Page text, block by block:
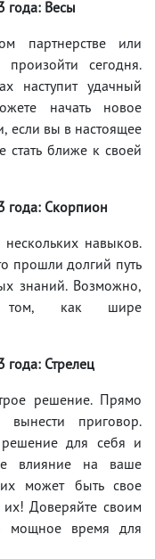
года: Весы
партнерстве или
сегодня.
наступит удачный
начать новое
если вы в настоящее
ближе к своей
года: Скорпион
навыков.
прошли долгий путь
знаний. Возможно,
том, как шире
года: Стрелец
решение. Прямо
вынести приговор.
для себя и
влияние на ваше
может быть свое
Доверяйте своим
мощное время для